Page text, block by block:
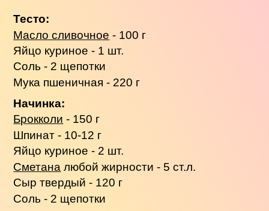
Тесто:
Масло сливочное - 100 г
Яйцо куриное - 1 шт.
Соль - 2 щепотки
Мука пшеничная - 220 г
Начинка:
Брокколи - 150 г
Шпинат - 10-12 г
Яйцо куриное - 2 шт.
Сметана любой жирности - 5 ст.л.
Сыр твердый - 120 г
Соль - 2 щепотки